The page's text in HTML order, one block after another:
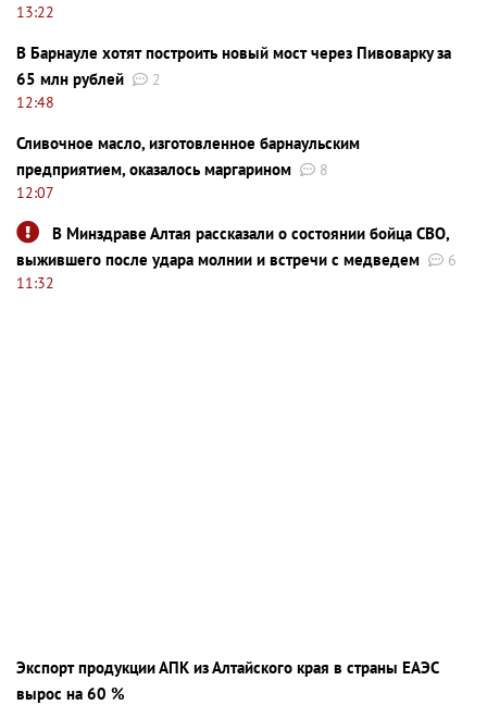
13:22
В Барнауле хотят построить новый мост через Пивоварку за
65 млн рублей
2
12:48
Сливочное масло, изготовленное барнаульским
предприятием, оказалось маргарином
8
12:07
В Минздраве Алтая рассказали о состоянии бойца СВО,
выжившего после удара молнии и встречи с медведем
6
11:32
Экспорт продукции АПК из Алтайского края в страны ЕАЭС
вырос на 60 %